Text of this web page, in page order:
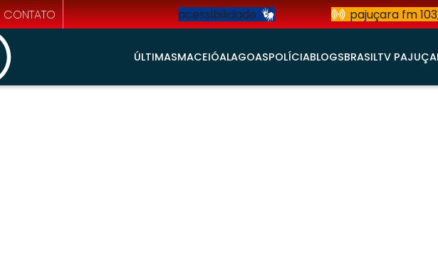
CONTATO acessibilidade pajuçara fm
ÚLTIMASMACEIÓALAGOASPOLÍCIABLOGSBRASILTV